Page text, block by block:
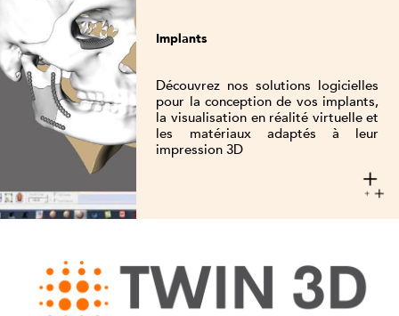
Implants
Découvrez nos solutions logicielles
pour la conception de vos implants,
la visualisation en réalité virtuelle et
les matériaux adaptés à leur
impression 3D